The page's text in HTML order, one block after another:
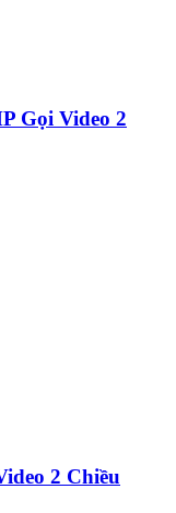
Gọi Video 2
2 Chiều